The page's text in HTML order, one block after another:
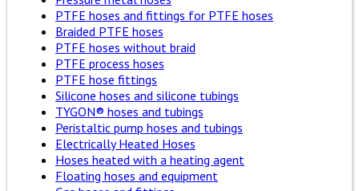
PTFE hoses and fittings for PTFE hoses
Braided PTFE hoses
PTFE hoses without braid
PTFE process hoses
PTFE hose fittings
Silicone hoses and silicone tubings
TYGON® hoses and tubings
Peristaltic pump hoses and tubings
Electrically Heated Hoses
Hoses heated with a heating agent
Floating hoses and equipment